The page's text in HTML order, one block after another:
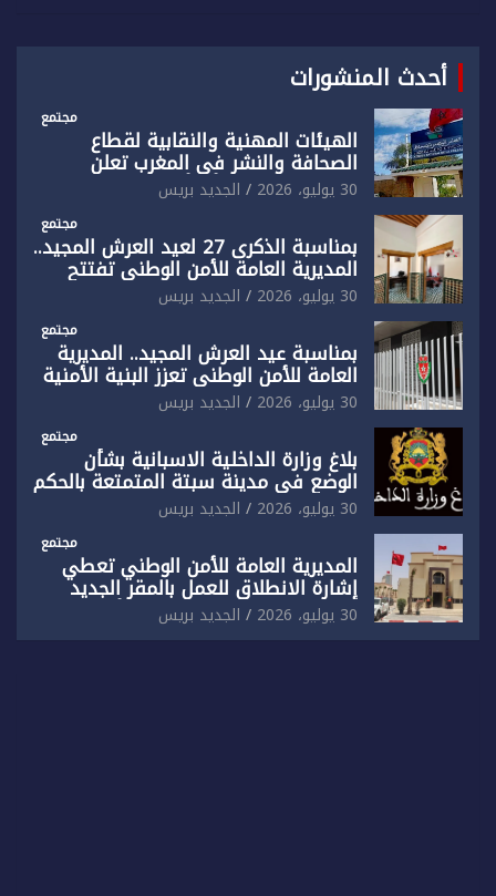
أحدث المنشورات
مجتمع
الهيئات المهنية والنقابية لقطاع
الصحافة والنشر في المغرب تعلن
رفضها القاطع لـ”أي أجندة انتخابية
مُعدة على مقاس سياسي ومصلحي
ضيق”
30 يوليو، 2026 الجديد بريس
مجتمع
بمناسبة الذكرى 27 لعيد العرش المجيد..
المديرية العامة للأمن الوطني تفتتح
المقر الجديد لفرقة الشرطة السياحية
بفاس
30 يوليو، 2026 الجديد بريس
مجتمع
بمناسبة عيد العرش المجيد.. المديرية
العامة للأمن الوطني تعزز البنية الأمنية
بالناظور بإحداث فرقتين جديدتين
30 يوليو، 2026 الجديد بريس
مجتمع
بلاغ وزارة الداخلية الاسبانية بشأن
الوضع في مدينة سبتة المتمتعة بالحكم
الذاتي
30 يوليو، 2026 الجديد بريس
مجتمع
المديرية العامة للأمن الوطني تعطي
إشارة الانطلاق للعمل بالمقر الجديد
للدائرة الثالثة للشرطة بولاية أمن العيون
30 يوليو، 2026 الجديد بريس